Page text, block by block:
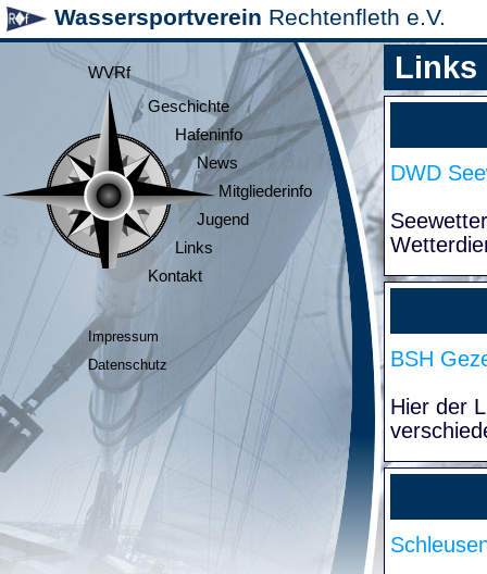
Wassersportverein Rechtenfleth e.V.
WVRf
Geschichte
Hafeninfo
News
Mitgliederinfo
Jugend
Links
Kontakt
Impressum
Datenschutz
Links
DWD
BSH
Hier der